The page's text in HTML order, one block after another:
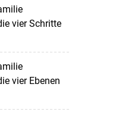
vier Schritte
vier Ebenen